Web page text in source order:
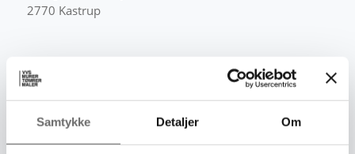
Samtykke Detaljer Om
2770 Kastrup
Fremsendelse af faktura pr. mail
mailadressen:
faktura@andersenvvs.dk